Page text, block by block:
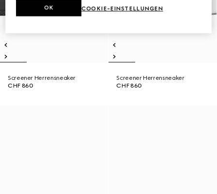
Screener Herrensneaker
CHF 860
Screener Herrensneaker
CHF 860
COOKIE-EINSTELLUNGEN
OK